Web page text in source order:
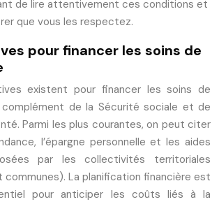
de lire attentivement ces conditions et
que vous les respectez.
pour financer les soins de
existent pour financer les soins de
complément de la Sécurité sociale et de
Parmi les plus courantes, on peut citer
l’épargne personnelle et les aides
par les collectivités territoriales
La planification financière est
pour anticiper les coûts liés à la